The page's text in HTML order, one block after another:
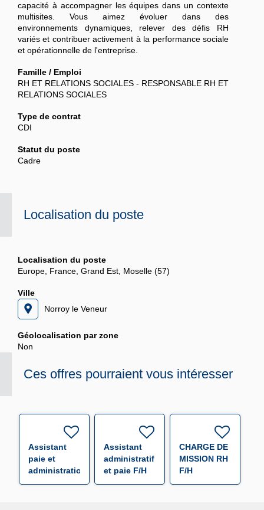
capacité à accompagner les équipes dans un contexte
multisites. Vous aimez évoluer dans des
environnements dynamiques, relever des défis RH
variés et contribuer activement à la performance sociale
et opérationnelle de l'entreprise.
Famille / Emploi
RH ET RELATIONS SOCIALES - RESPONSABLE RH ET
RELATIONS SOCIALES
Type de contrat
CDI
Statut du poste
Cadre
Localisation du poste
Localisation du poste
Europe, France, Grand Est, Moselle (57)
Ville
Norroy le Veneur
Géolocalisation par zone
Non
Ces offres pourraient vous intéresser
Assistant
paie et
administration
du
Assistant
administratif
et paie F/H
CHARGE DE
MISSION RH
F/H